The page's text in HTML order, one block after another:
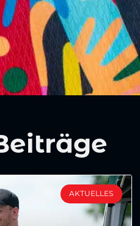
AKTUELLES